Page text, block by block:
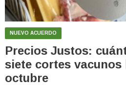
NUEVO ACUERDO
Precios Justos:
siete cortes vacunos
octubre